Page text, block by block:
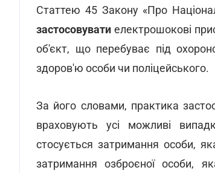
Статтею 45 Закону «Про
застосовувати електрошокові
об'єкт, що перебуває під
здоров'ю особи чи поліцейського.
За його словами, практика
враховують усі можливі
стосується затримання особи,
затримання озброєної особи,